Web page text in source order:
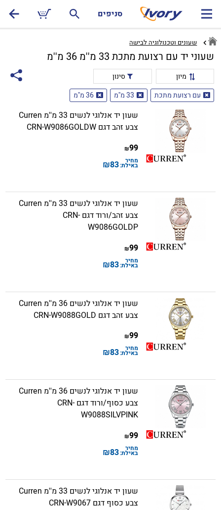
סניפים
שעונים וטכנולוגיה לבישה
שעוני יד עם רצועת מתכת 33 מ''מ 36 מ''מ
מיון
סינון
עם רצועת מתכת
33 מ''מ 36 מ''מ
שעון יד אנלוגי לנשים 33 מ''מ Curren
צבע זהב דגם CRN-W9086GOLDW
99
₪
מחיר
באילת:83
₪
שעון יד אנלוגי לנשים 33 מ''מ Curren
צבע זהב/ורוד דגם CRN-
W9086GOLDP
99
₪
מחיר
באילת:83
₪
שעון יד אנלוגי לנשים 36 מ''מ Curren
צבע זהב דגם CRN-W9088GOLD
99
₪
מחיר
באילת:83
₪
שעון יד אנלוגי לנשים 36 מ''מ Curren
צבע כסוף/ורוד דגם CRN-
W9088SILVPINK
99
₪
מחיר
באילת:83
₪
שעון יד אנלוגי לנשים 33 מ''מ Curren
צבע כסוף דגם CRN-W9067